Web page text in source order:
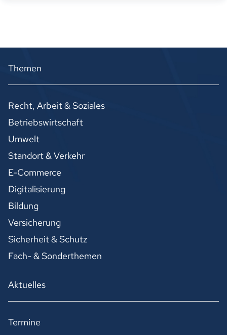
Themen
Recht, Arbeit & Soziales
Betriebswirtschaft
Umwelt
Standort & Verkehr
E-Commerce
Digitalisierung
Bildung
Versicherung
Sicherheit & Schutz
Fach- & Sonderthemen
Aktuelles
Termine